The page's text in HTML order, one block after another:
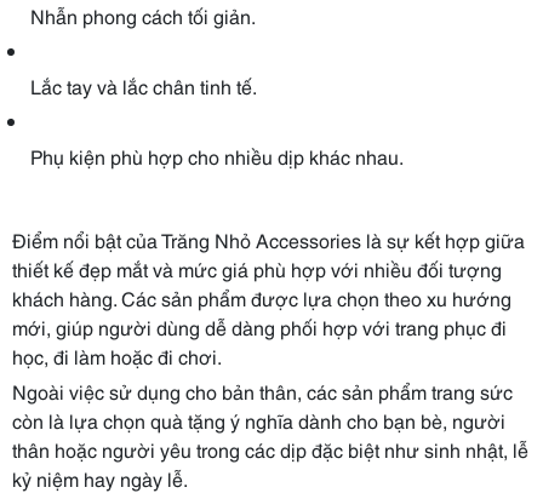
Nhẫn phong cách tối giản.
Lắc tay và lắc chân tinh tế.
Phụ kiện phù hợp cho nhiều dịp khác nhau.
Điểm nổi bật của Trăng Nhỏ Accessories là sự kết hợp giữa
thiết kế đẹp mắt và mức giá phù hợp với nhiều đối tượng
khách hàng. Các sản phẩm được lựa chọn theo xu hướng
mới, giúp người dùng dễ dàng phối hợp với trang phục đi
học, đi làm hoặc đi chơi.
Ngoài việc sử dụng cho bản thân, các sản phẩm trang sức
còn là lựa chọn quà tặng ý nghĩa dành cho bạn bè, người
thân hoặc người yêu trong các dịp đặc biệt như sinh nhật, lễ
kỷ niệm hay ngày lễ.